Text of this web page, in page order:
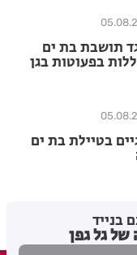
תושבת בת ים
בפעוטות בגן
בטיילת בת ים
בנייד
גל גפן